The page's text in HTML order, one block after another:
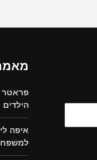
פראטר
הילדים
איפה